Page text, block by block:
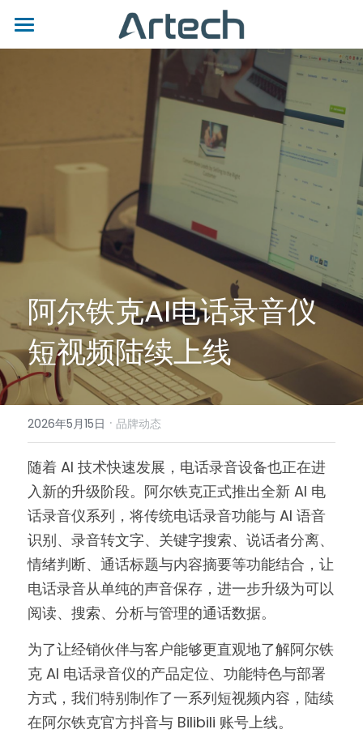
首页
产品总表
AI电话录音仪
AI产品总览
SLA系列
LD系列
LQ系列
专业级电话录音仪
AK系列
AQ系列
AJ系列
DR系列
USB 电话录音
USB 产品总览
ICT
F1
F8
个人电话录音
AR100/AR120
中央管理服务器
AI语音服务器
CTI产品
CTI产品总览
AD601
AD102
AD103
AD106
AD860
VR1
CP104
技术支持
下载中心
视频中心
联系我们
立刻咨询
阿尔铁克AI电话录音仪
短视频陆续上线
2026年5月15日 · 品牌动态
随着 AI 技术快速发展，电话录音设备也正在进
入新的升级阶段。阿尔铁克正式推出全新 AI 电
话录音仪系列，将传统电话录音功能与 AI 语音
识别、录音转文字、关键字搜索、说话者分离、
情绪判断、通话标题与内容摘要等功能结合，让
电话录音从单纯的声音保存，进一步升级为可以
阅读、搜索、分析与管理的通话数据。
为了让经销伙伴与客户能够更直观地了解阿尔铁
克 AI 电话录音仪的产品定位、功能特色与部署
方式，我们特别制作了一系列短视频内容，陆续
在阿尔铁克官方抖音与 Bilibili 账号上线。